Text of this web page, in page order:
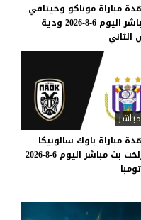
مباراة موناكو وخيتافي
اليوم 6-8-2026
ودية
الثاني
مباشر
مباراة باوك سالونيكا
بث مباشر اليوم 6-8-2026
تومبا